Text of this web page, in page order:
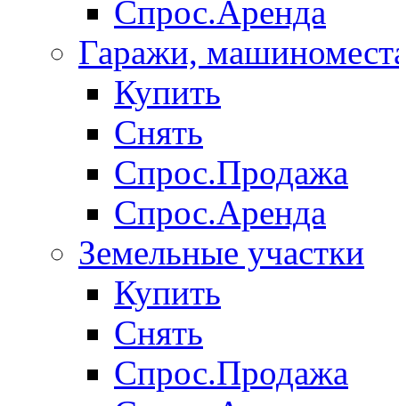
Спрос.Аренда
Гаражи,
Купить
Снять
Спрос.Продажа
Спрос.Аренда
Земельные участки
Купить
Снять
Спрос.Продажа